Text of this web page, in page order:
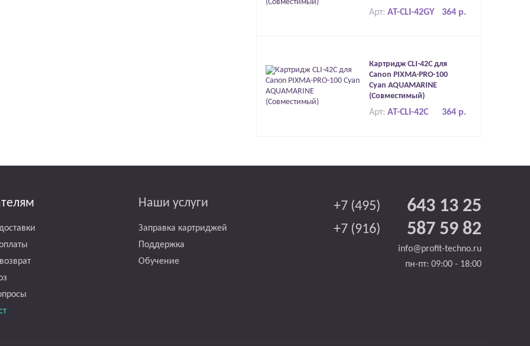
364 р.
Арт:AT-CLI-42GY
Картридж CLI-42C для
Canon PIXMA-PRO-100
Cyan AQUAMARINE
(Совместимый)
364 р.
Арт:AT-CLI-42C
Наши услуги
Заправка картриджей
Поддержка
Обучение
+7 (495) 643 13 25
+7 (916) 587 59 82
info@profit-techno.ru
пн-пт: 09:00 - 18:00